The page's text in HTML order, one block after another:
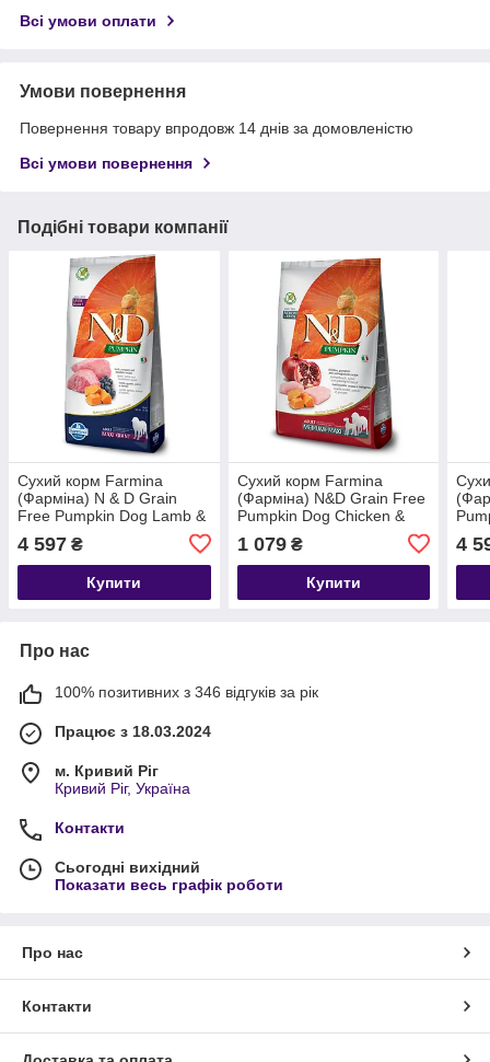
Всі умови оплати
Умови повернення
Повернення товару впродовж 14 днів за домовленістю
Всі умови повернення
Подібні товари компанії
Сухий корм Farmina
(Фарміна) N & D Grain
Free Pumpkin Dog Lamb &
Blueberry Adult Giant Maxi
беззерновий для
гігантських порід
4 597 ₴
Купити
Сухий корм Farmina
(Фарміна) N&D Grain Free
Pumpkin Dog Chicken &
Pomegranate Adult Medium
& Maxi беззерновий для
дорослих собак
1 079₴
Купити
4
Про нас
100% позитивних з 346 відгуків за рік
Працює з 18.03.2024
м. Кривий Ріг
Кривий Ріг, Україна
Контакти
Сьогодні вихідний
Показати весь графік роботи
Про нас
Контакти